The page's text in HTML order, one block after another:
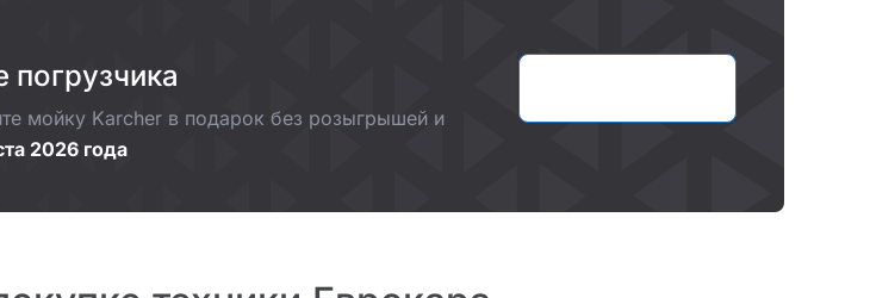
погрузчика
мойку Karcher в подарок без розыгрышей и
2026 года